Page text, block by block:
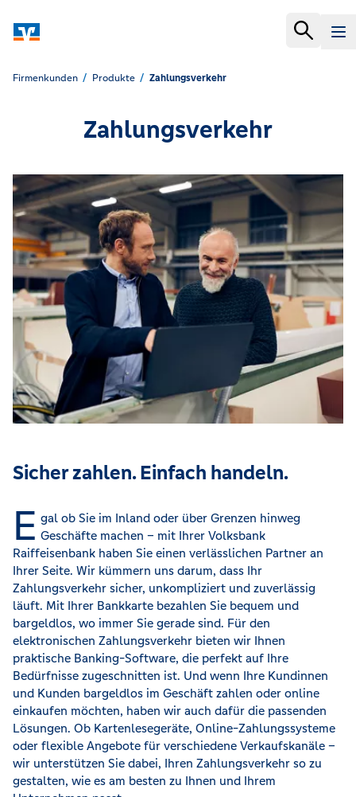
Zahlungsverkehr
Firmenkunden Produkte Zahlungsverkehr
Sicher zahlen. Einfach handeln.
E gal ob Sie im Inland oder über Grenzen hinweg
Geschäfte machen – mit Ihrer Volksbank
Raiffeisenbank haben Sie einen verlässlichen Partner an
Ihrer Seite. Wir kümmern uns darum, dass Ihr
Zahlungsverkehr sicher, unkompliziert und zuverlässig
läuft. Mit Ihrer Bankkarte bezahlen Sie bequem und
bargeldlos, wo immer Sie gerade sind. Für den
elektronischen Zahlungsverkehr bieten wir Ihnen
praktische Banking-Software, die perfekt auf Ihre
Bedürfnisse zugeschnitten ist. Und wenn Ihre Kundinnen
und Kunden bargeldlos im Geschäft zahlen oder online
einkaufen möchten, haben wir auch dafür die passenden
Lösungen. Ob Kartenlesegeräte, Online-Zahlungssysteme
oder flexible Angebote für verschiedene Verkaufskanäle –
wir unterstützen Sie dabei, Ihren Zahlungsverkehr so zu
gestalten, wie es am besten zu Ihnen und Ihrem